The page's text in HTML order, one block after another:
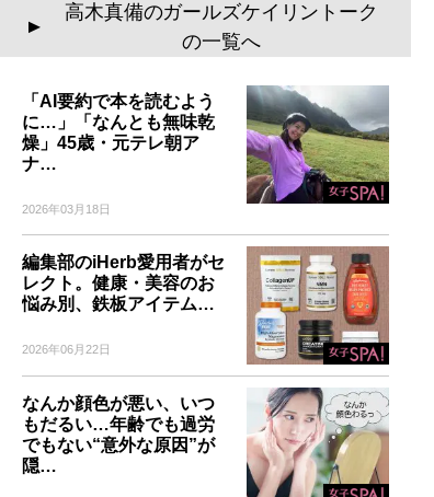
▲
高木真備のガールズケイリントーク
の一覧へ
「AI要約で本を読むよう
に…」「なんとも無味乾
燥」45歳・元テレ朝ア
ナ…
2026年03月18日
編集部のiHerb愛用者がセ
レクト。健康・美容のお
悩み別、鉄板アイテム…
2026年06月22日
なんか顔色が悪い、いつ
もだるい…年齢でも過労
でもない“意外な原因”が
隠…